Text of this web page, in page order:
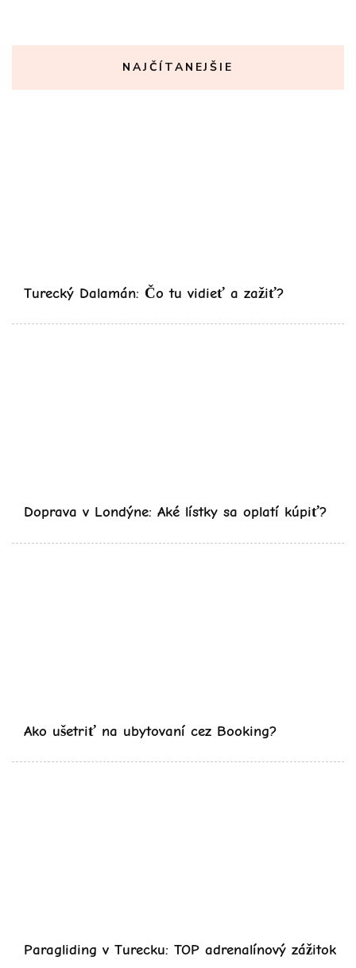
NAJČÍTANEJŠIE
Turecký Dalamán: Čo tu vidieť a zažiť?
Doprava v Londýne: Aké lístky sa oplatí kúpiť?
Ako ušetriť na ubytovaní cez Booking?
Paragliding v Turecku: TOP adrenalínový zážitok